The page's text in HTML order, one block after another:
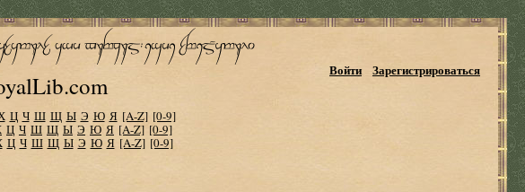
Войти Зарегистрироваться
Ц Ч Ш Щ Ы Э Ю Я [A-Z] [0-9]
Ц Ч Ш Щ Ы Э Ю Я [A-Z] [0-9]
Ц Ч Ш Щ Ы Э Ю Я [A-Z] [0-9]